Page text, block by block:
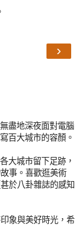
›
盡地深夜面對電腦
百大城市的容顏。
大城市留下足跡，
事。喜歡逛美術
於八卦雜誌的感知
象與美好時光，希